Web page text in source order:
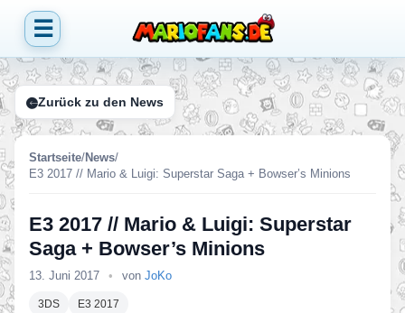
☰
Zurück zu den News
Startseite/News/
E3 2017 // Mario & Luigi: Superstar Saga + Bowser’s Minions
E3 2017 // Mario & Luigi: Superstar
Saga + Bowser’s Minions
13. Juni 2017 • von JoKo
3DS E3 2017